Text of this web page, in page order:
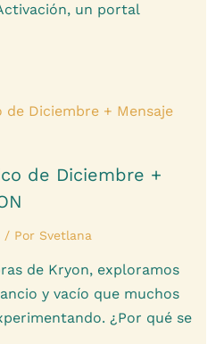
un portal
de Diciembre +
/ Por Svetlana
de Kryon, exploramos
y vacío que muchos
¿Por qué se